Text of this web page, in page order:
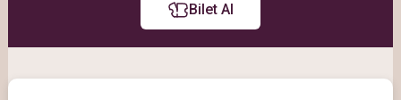
Bilet Al